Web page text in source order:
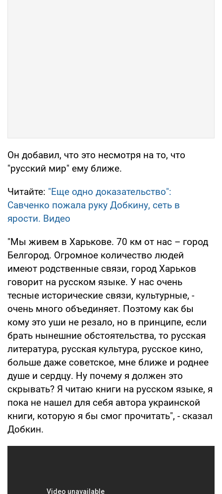
Он добавил, что это несмотря на то, что
"русский мир" ему ближе.
Читайте: "Еще одно доказательство":
Савченко пожала руку Добкину, сеть в
ярости. Видео
"Мы живем в Харькове. 70 км от нас – город
Белгород. Огромное количество людей
имеют родственные связи, город Харьков
говорит на русском языке. У нас очень
тесные исторические связи, культурные, -
очень много объединяет. Поэтому как бы
кому это уши не резало, но в принципе, если
брать нынешние обстоятельства, то русская
литература, русская культура, русское кино,
больше даже советское, мне ближе и роднее
душе и сердцу. Ну почему я должен это
скрывать? Я читаю книги на русском языке, я
пока не нашел для себя автора украинской
книги, которую я бы смог прочитать", - сказал
Добкин.